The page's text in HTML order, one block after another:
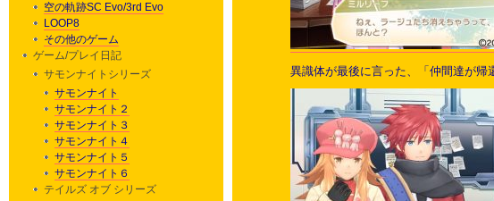
異識体が最後に言った、「仲間達が
空の軌跡SC Evo/3rd Evo
LOOP8
その他のゲーム
ゲーム/プレイ日記
サモンナイトシリーズ
サモンナイト
サモンナイト２
サモンナイト３
サモンナイト４
サモンナイト５
サモンナイト６
テイルズ オブ シリーズ